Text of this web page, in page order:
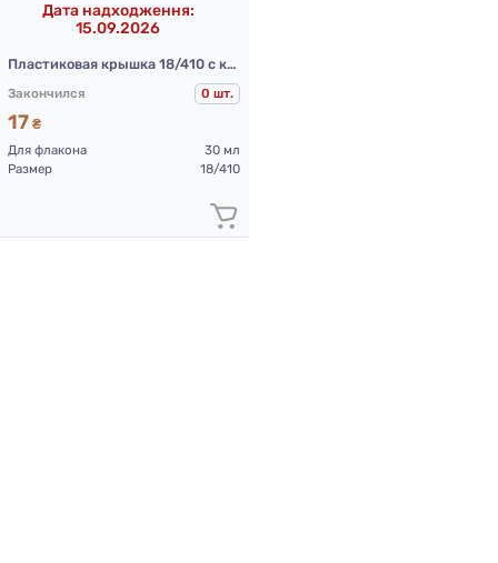
Дата надходження:
15.09.2026
Пластиковая крышка 18/410 с кисточкой 71 мм (черная)
Закончился 0 шт.
17 ₴
Для флакона
30 мл
Размер
18/410